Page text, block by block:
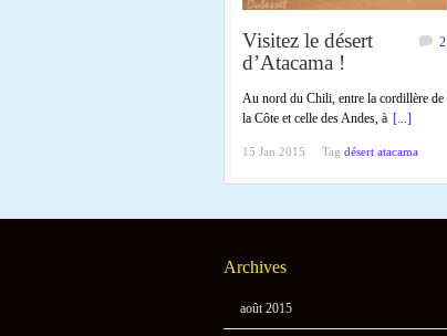
Visitez le désert
d’Atacama !
2
Au nord du Chili, entre la cordillère de
la Côte et celle des Andes, à [...]
15 Jan 2015 Tag désert atacama
Archives
août 2015